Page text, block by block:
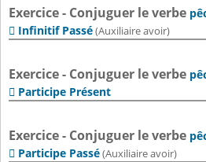
Exercice - Conjuguer le verbe
 Infinitif Passé(Auxiliaire avoir)
Exercice - Conjuguer le verbe
 Participe Présent
Exercice - Conjuguer le verbe
 Participe Passé(Auxiliaire avoir)